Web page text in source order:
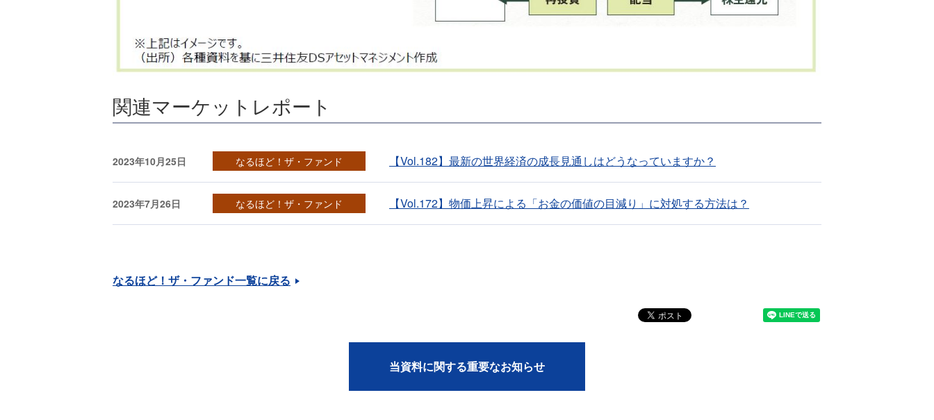
関連マーケットレポート
2023年10月25日 なるほど！ザ・ファンド 【Vol.182】最新の世界経済の成長見通しはどうなっていますか？
2023年7月26日 なるほど！ザ・ファンド 【Vol.172】物価上昇による「お金の価値の目減り」に対処する方法は？
なるほど！ザ・ファンド一覧に戻る
当資料に関する重要なお知らせ